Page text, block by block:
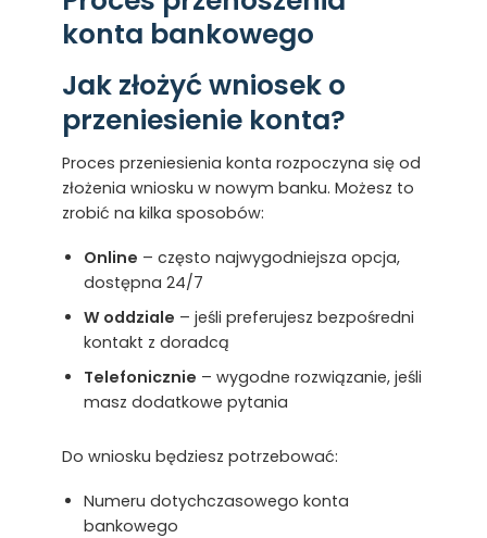
konta bankowego
Jak złożyć wniosek o
przeniesienie konta?
Proces przeniesienia konta rozpoczyna się od
złożenia wniosku w nowym banku. Możesz to
zrobić na kilka sposobów:
Online – często najwygodniejsza opcja,
dostępna 24/7
W oddziale – jeśli preferujesz bezpośredni
kontakt z doradcą
Telefonicznie – wygodne rozwiązanie, jeśli
masz dodatkowe pytania
Do wniosku będziesz potrzebować:
Numeru dotychczasowego konta
bankowego